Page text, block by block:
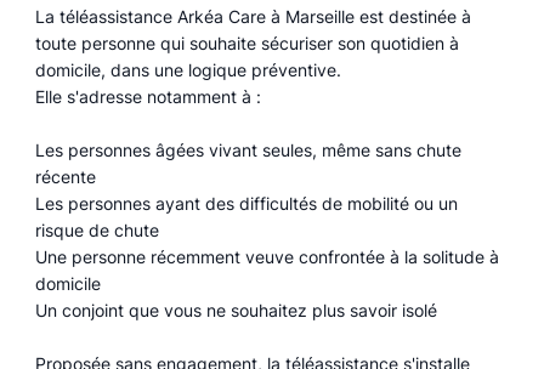
La téléassistance Arkéa Care à Marseille est destinée à
toute personne qui souhaite sécuriser son quotidien à
domicile, dans une logique préventive.
Elle s'adresse notamment à :
Les personnes âgées vivant seules, même sans chute
récente
Les personnes ayant des difficultés de mobilité ou un
risque de chute
Une personne récemment veuve confrontée à la solitude à
domicile
Un conjoint que vous ne souhaitez plus savoir isolé
Proposée sans engagement, la téléassistance s'installe